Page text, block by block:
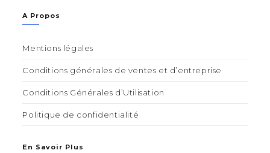
A Propos
Mentions légales
Conditions générales de ventes et d’entreprise
Conditions Générales d’Utilisation
Politique de confidentialité
En Savoir Plus